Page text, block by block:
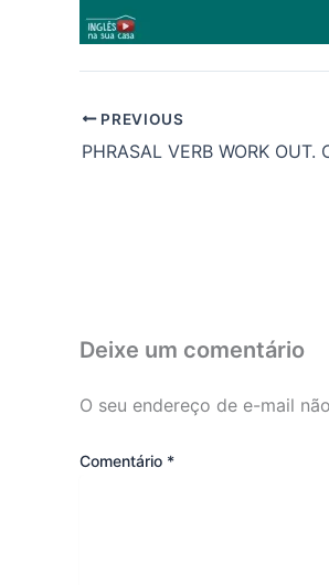
PREVIOUS
PHRASAL VERB WORK
Deixe um comentário
O seu endereço de e-mail
Comentário *